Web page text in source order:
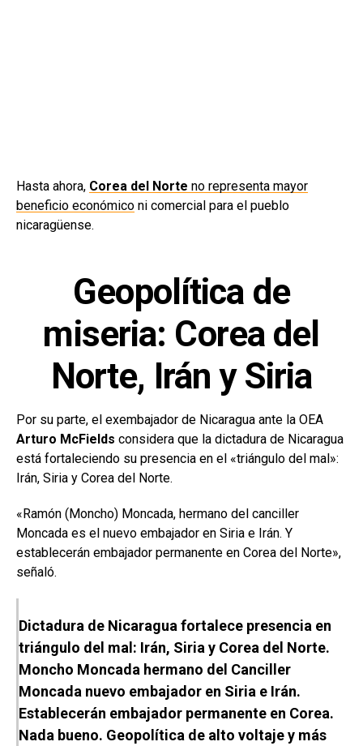
Hasta ahora, Corea del Norte no representa mayor
beneficio económico ni comercial para el pueblo
nicaragüense.
Geopolítica de
miseria: Corea del
Norte, Irán y Siria
Por su parte, el exembajador de Nicaragua ante la OEA
Arturo McFields considera que la dictadura de Nicaragua
está fortaleciendo su presencia en el «triángulo del mal»:
Irán, Siria y Corea del Norte.
«Ramón (Moncho) Moncada, hermano del canciller
Moncada es el nuevo embajador en Siria e Irán. Y
establecerán embajador permanente en Corea del Norte»,
señaló.
Dictadura de Nicaragua fortalece presencia en
triángulo del mal: Irán, Siria y Corea del Norte.
Moncho Moncada hermano del Canciller
Moncada nuevo embajador en Siria e Irán.
Establecerán embajador permanente en Corea.
Nada bueno. Geopolítica de alto voltaje y más